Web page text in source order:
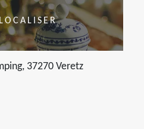
37270 Veretz